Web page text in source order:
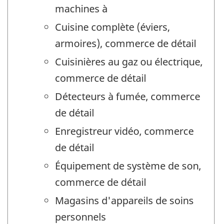
machines à
Cuisine complète (éviers,
armoires), commerce de détail
Cuisinières au gaz ou électrique,
commerce de détail
Détecteurs à fumée, commerce
de détail
Enregistreur vidéo, commerce
de détail
Équipement de système de son,
commerce de détail
Magasins d'appareils de soins
personnels